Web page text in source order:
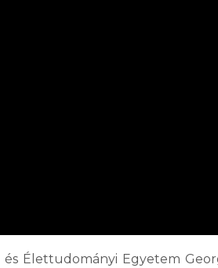
Élettudományi Egyetem